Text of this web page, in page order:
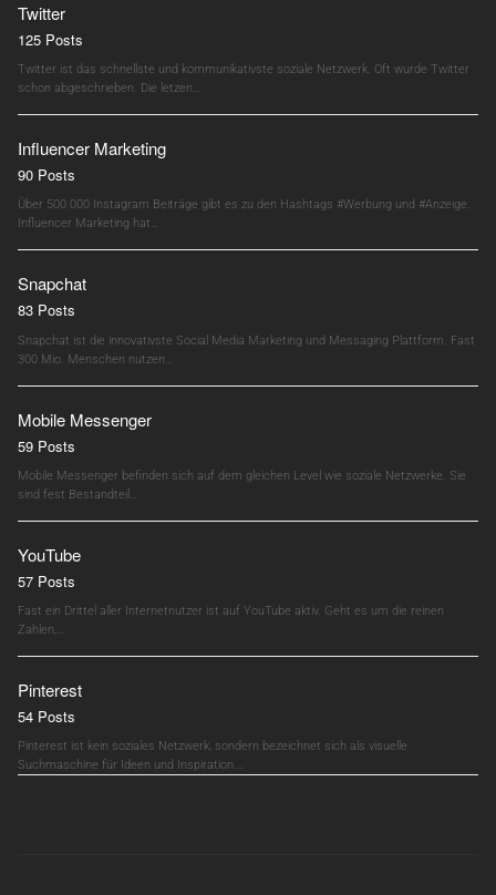
Twitter
125 Posts
Twitter ist das schnellste und kommunikativste soziale Netzwerk. Oft wurde Twitter
schon abgeschrieben. Die letzen…
Influencer Marketing
90 Posts
Über 500.000 Instagram Beiträge gibt es zu den Hashtags #Werbung und #Anzeige.
Influencer Marketing hat…
Snapchat
83 Posts
Snapchat ist die innovativste Social Media Marketing und Messaging Plattform. Fast
300 Mio. Menschen nutzen…
Mobile Messenger
59 Posts
Mobile Messenger befinden sich auf dem gleichen Level wie soziale Netzwerke. Sie
sind fest Bestandteil…
YouTube
57 Posts
Fast ein Drittel aller Internetnutzer ist auf YouTube aktiv. Geht es um die reinen
Zahlen,…
Pinterest
54 Posts
Pinterest ist kein soziales Netzwerk, sondern bezeichnet sich als visuelle
Suchmaschine für Ideen und Inspiration.…